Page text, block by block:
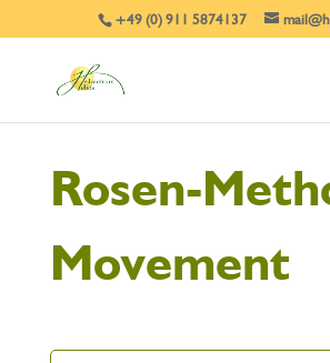
+49 (0) 911 5874137
Rosen-
Movement